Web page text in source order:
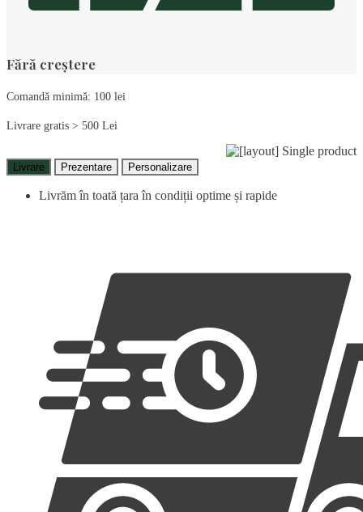
Fără creștere
Comandă minimă: 100 lei
Livrare gratis > 500 Lei
Livrare Prezentare Personalizare
Livrăm în toată țara în condiții optime și rapide